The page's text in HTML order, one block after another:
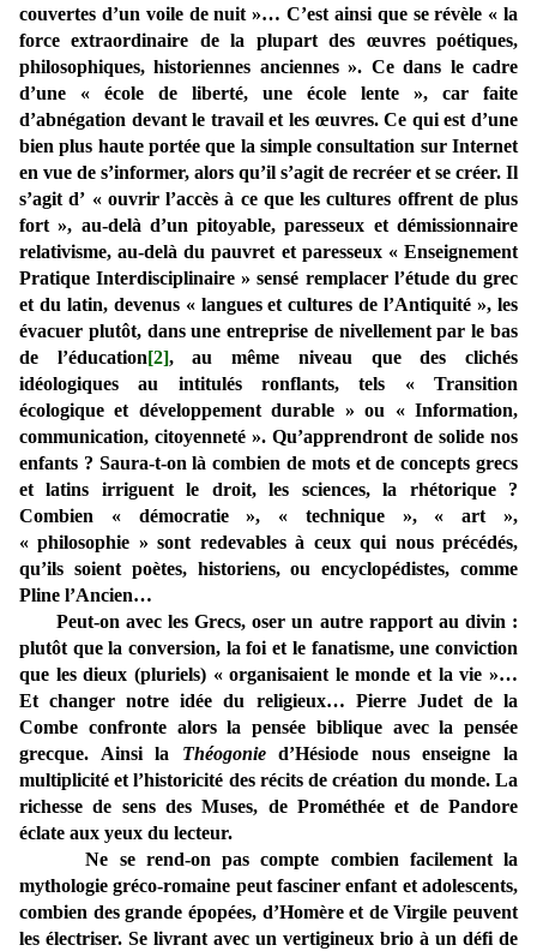
couvertes d’un voile de nuit »… C’est ainsi que se révèle « la
force extraordinaire de la plupart des œuvres poétiques,
philosophiques, historiennes anciennes ». Ce dans le cadre
d’une « école de liberté, une école lente », car faite
d’abnégation devant le travail et les œuvres. Ce qui est d’une
bien plus haute portée que la simple consultation sur Internet
en vue de s’informer, alors qu’il s’agit de recréer et se créer. Il
s’agit d’ « ouvrir l’accès à ce que les cultures offrent de plus
fort », au-delà d’un pitoyable, paresseux et démissionnaire
relativisme, au-delà du pauvret et paresseux « Enseignement
Pratique Interdisciplinaire » sensé remplacer l’étude du grec
et du latin, devenus « langues et cultures de l’Antiquité », les
évacuer plutôt, dans une entreprise de nivellement par le bas
de l’éducation[2], au même niveau que des clichés
idéologiques au intitulés ronflants, tels « Transition
écologique et développement durable » ou « Information,
communication, citoyenneté ». Qu’apprendront de solide nos
enfants ? Saura-t-on là combien de mots et de concepts grecs
et latins irriguent le droit, les sciences, la rhétorique ?
Combien « démocratie », « technique », « art »,
« philosophie » sont redevables à ceux qui nous précédés,
qu’ils soient poètes, historiens, ou encyclopédistes, comme
Pline l’Ancien…
Peut-on avec les Grecs, oser un autre rapport au divin :
plutôt que la conversion, la foi et le fanatisme, une conviction
que les dieux (pluriels) « organisaient le monde et la vie »…
Et changer notre idée du religieux… Pierre Judet de la
Combe confronte alors la pensée biblique avec la pensée
grecque. Ainsi la Théogonied’Hésiode nous enseigne la
multiplicité et l’historicité des récits de création du monde. La
richesse de sens des Muses, de Prométhée et de Pandore
éclate aux yeux du lecteur.
Ne se rend-on pas compte combien facilement la
mythologie gréco-romaine peut fasciner enfant et adolescents,
combien des grande épopées, d’Homère et de Virgile peuvent
les électriser. Se livrant avec un vertigineux brio à un défi de